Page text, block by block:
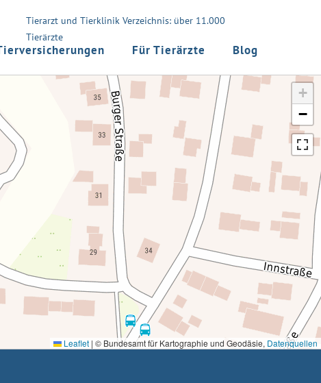
Tierarzt und Tierklinik Verzeichnis: über 11.000
Tierärzte
Für Tierärzte Blog
+
−
Leaflet | © Bundesamt für Kartographie und Geodäsie, Datenquellen